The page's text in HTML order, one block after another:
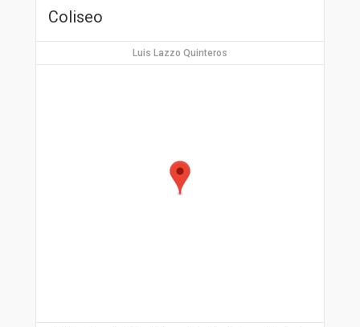
Coliseo
Luis Lazzo Quinteros